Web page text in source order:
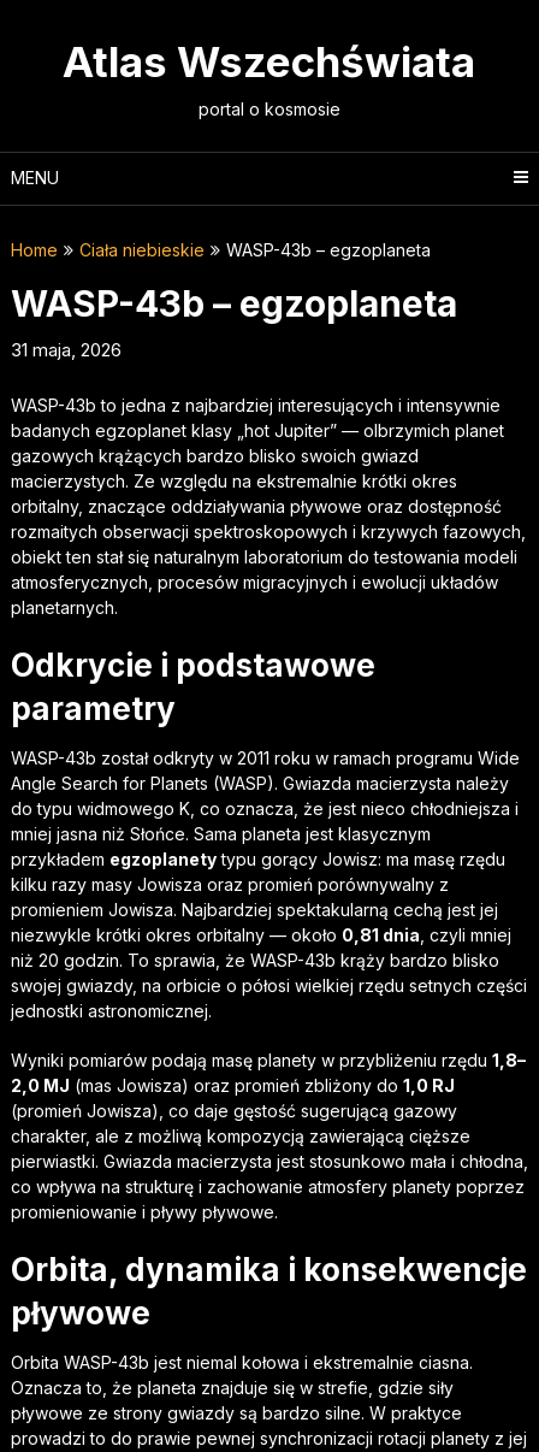
Atlas Wszechświata
portal o kosmosie
MENU
Home Ciała niebieskie WASP-43b – egzoplaneta
WASP-43b – egzoplaneta
31 maja, 2026
WASP-43b to jedna z najbardziej interesujących i intensywnie
badanych egzoplanet klasy „hot Jupiter” — olbrzymich planet
gazowych krążących bardzo blisko swoich gwiazd
macierzystych. Ze względu na ekstremalnie krótki okres
orbitalny, znaczące oddziaływania pływowe oraz dostępność
rozmaitych obserwacji spektroskopowych i krzywych fazowych,
obiekt ten stał się naturalnym laboratorium do testowania modeli
atmosferycznych, procesów migracyjnych i ewolucji układów
planetarnych.
Odkrycie i podstawowe
parametry
WASP-43b został odkryty w 2011 roku w ramach programu Wide
Angle Search for Planets (WASP). Gwiazda macierzysta należy
do typu widmowego K, co oznacza, że jest nieco chłodniejsza i
mniej jasna niż Słońce. Sama planeta jest klasycznym
przykładem egzoplanetytypu gorący Jowisz: ma masę rzędu
kilku razy masy Jowisza oraz promień porównywalny z
promieniem Jowisza. Najbardziej spektakularną cechą jest jej
niezwykle krótki okres orbitalny — około 0,81 dnia , czyli mniej
niż 20 godzin. To sprawia, że WASP-43b krąży bardzo blisko
swojej gwiazdy, na orbicie o półosi wielkiej rzędu setnych części
jednostki astronomicznej.
Wyniki pomiarów podają masę planety w przybliżeniu rzędu 1,8–
2,0 MJ (mas Jowisza) oraz promień zbliżony do 1,0 RJ
(promień Jowisza), co daje gęstość sugerującą gazowy
charakter, ale z możliwą kompozycją zawierającą cięższe
pierwiastki. Gwiazda macierzysta jest stosunkowo mała i chłodna,
co wpływa na strukturę i zachowanie atmosfery planety poprzez
promieniowanie i pływy pływowe.
Orbita, dynamika i konsekwencje
pływowe
Orbita WASP-43b jest niemal kołowa i ekstremalnie ciasna.
Oznacza to, że planeta znajduje się w strefie, gdzie siły
pływowe ze strony gwiazdy są bardzo silne. W praktyce
prowadzi to do prawie pewnej synchronizacji rotacji planety z jej